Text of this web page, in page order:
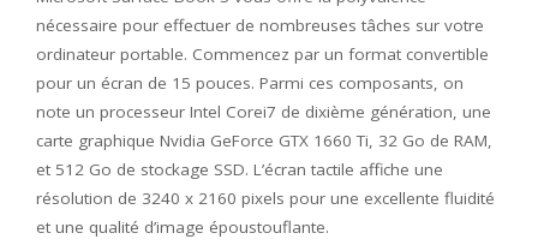
nécessaire pour effectuer de nombreuses tâches sur votre
ordinateur portable. Commencez par un format convertible
pour un écran de 15 pouces. Parmi ces composants, on
note un processeur Intel Corei7 de dixième génération, une
carte graphique Nvidia GeForce GTX 1660 Ti, 32 Go de RAM,
et 512 Go de stockage SSD. L’écran tactile affiche une
résolution de 3240 x 2160 pixels pour une excellente fluidité
et une qualité d’image époustouflante.